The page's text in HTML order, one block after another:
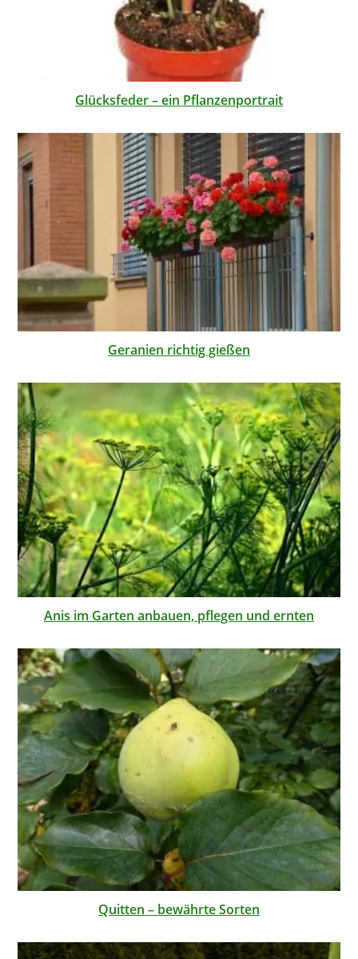
Glücksfeder – ein Pflanzenportrait
Geranien richtig gießen
Anis im Garten anbauen, pflegen und ernten
Quitten – bewährte Sorten